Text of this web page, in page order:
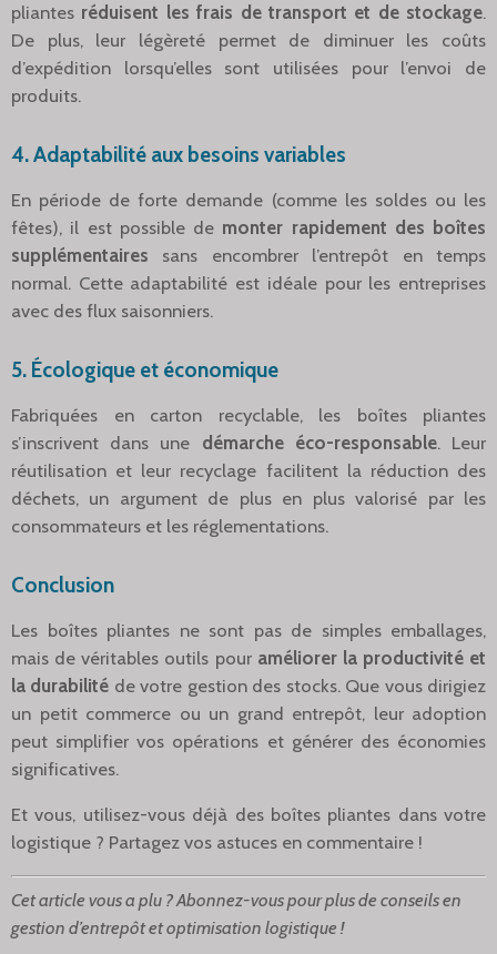
pliantes réduisent les frais de transport et de stockage.
De plus, leur légèreté permet de diminuer les coûts
d’expédition lorsqu’elles sont utilisées pour l’envoi de
produits.
4.Adaptabilité aux besoins variables
En période de forte demande (comme les soldes ou les
fêtes), il est possible de monter rapidement des boîtes
supplémentaires
sans encombrer l’entrepôt en temps
normal. Cette adaptabilité est idéale pour les entreprises
avec des flux saisonniers.
5. Écologique et économique
Fabriquées en carton recyclable, les boîtes pliantes
s’inscrivent dans une démarche éco-responsable. Leur
réutilisation et leur recyclage facilitent la réduction des
déchets, un argument de plus en plus valorisé par les
consommateurs et les réglementations.
Conclusion
Les boîtes pliantes ne sont pas de simples emballages,
mais de véritables outils pour améliorer la productivité et
la durabilité de votre gestion des stocks. Que vous dirigiez
un petit commerce ou un grand entrepôt, leur adoption
peut simplifier vos opérations et générer des économies
significatives.
Et vous, utilisez-vous déjà des boîtes pliantes dans votre
logistique ? Partagez vos astuces en commentaire !
Cet article vous a plu ? Abonnez-vous pour plus de conseils en
gestion d’entrepôt et optimisation logistique !